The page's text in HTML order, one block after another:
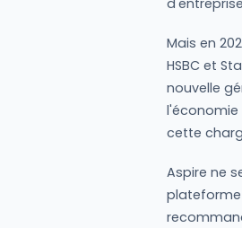
Mais en
HSBC et
nouvelle
l'économie
cette
Aspire ne
plateforme